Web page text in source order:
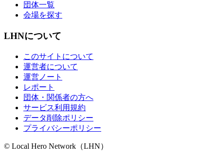
団体一覧
会場を探す
LHNについて
このサイトについて
運営者について
運営ノート
レポート
団体・関係者の方へ
サービス利用規約
データ削除ポリシー
プライバシーポリシー
© Local Hero Network（LHN）